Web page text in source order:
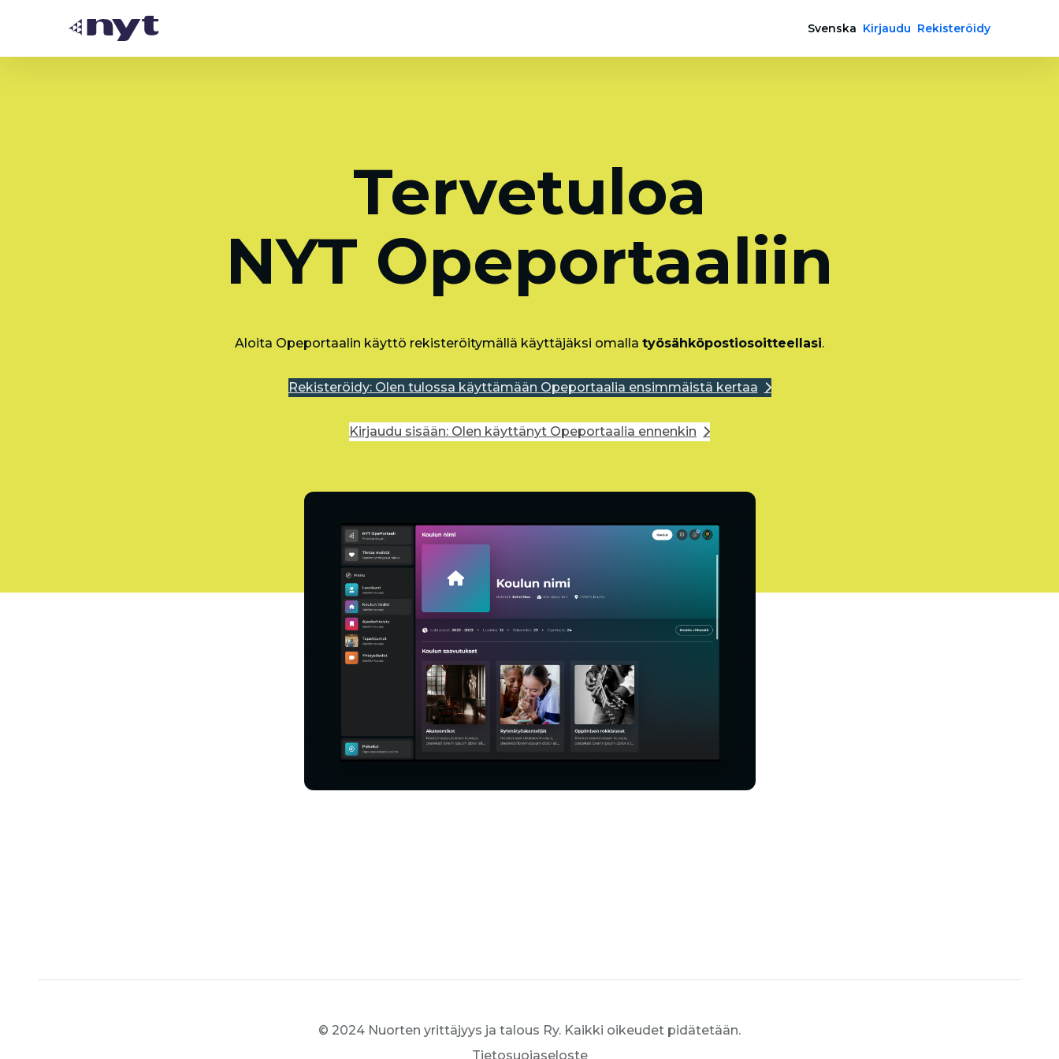
Svenska Kirjaudu Rekisteröidy
Tervetuloa
NYT Opeportaaliin
Aloita Opeportaalin käyttö rekisteröitymällä käyttäjäksi omalla työsähköpostiosoitteellasi.
Rekisteröidy: Olen tulossa käyttämään Opeportaalia ensimmäistä kertaa
Kirjaudu sisään: Olen käyttänyt Opeportaalia ennenkin
© 2024 Nuorten yrittäjyys ja talous Ry. Kaikki oikeudet pidätetään.
Tietosuojaseloste